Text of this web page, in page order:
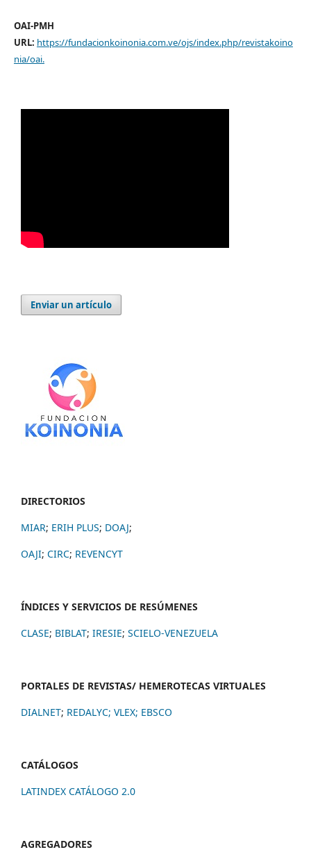
OAI-PMH
URL: https://fundacionkoinonia.com.ve/ojs/index.php/revistakoino
nia/oai.
Enviar un artículo
DIRECTORIOS
MIAR; ERIH PLUS; DOAJ;
OAJI; CIRC; REVENCYT
ÍNDICES Y SERVICIOS DE RESÚMENES
CLASE; BIBLAT; IRESIE; SCIELO-VENEZUELA
PORTALES DE REVISTAS/ HEMEROTECAS VIRTUALES
DIALNET; REDALYC; VLEX; EBSCO
CATÁLOGOS
LATINDEX CATÁLOGO 2.0
AGREGADORES